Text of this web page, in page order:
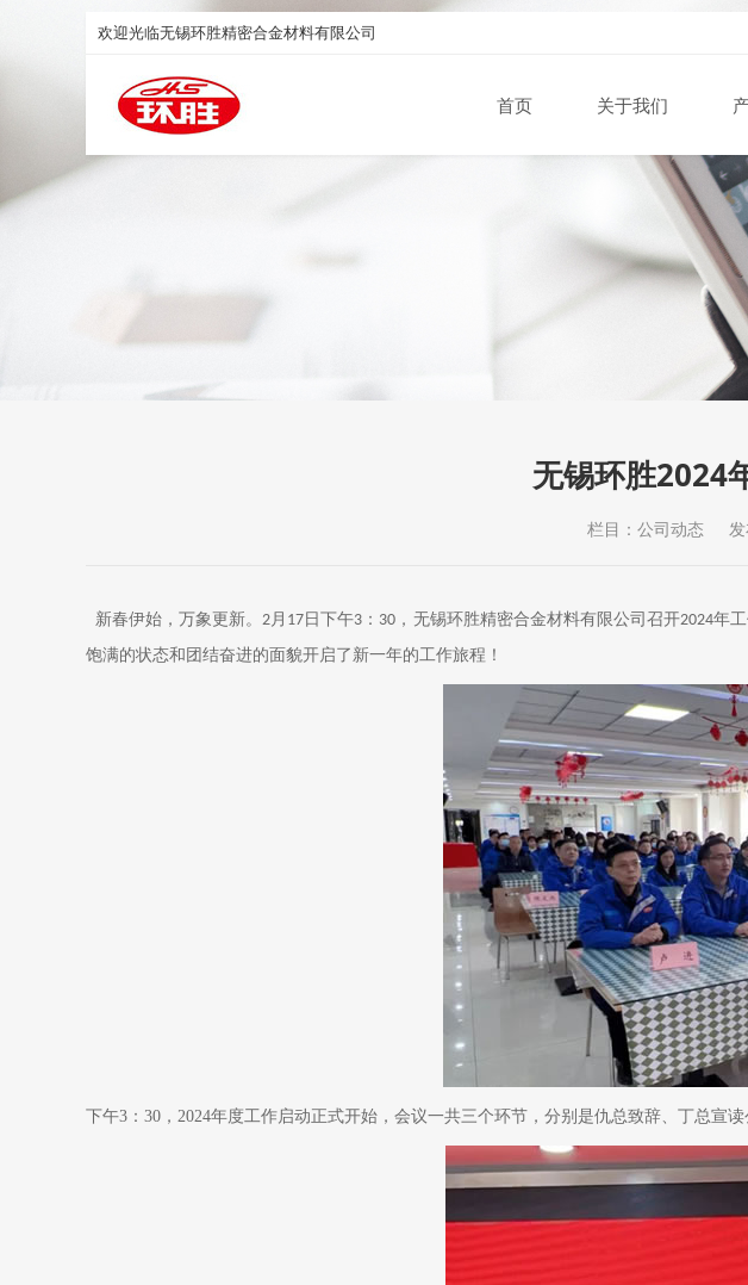
欢迎光临无锡环胜精密合金材料有限公司
首页 关于我们
无锡环胜2024
栏目：公司动态
新春伊始，万象更新。2月 17 日下午3 ： 30 ，无锡环胜精密合金材料有限公司召开2024年
饱满的状态和团结奋进的面貌开启了新一年的工作旅程！
下午3：30，2024年度工作启动正式开始，会议一共三个环节，分别是仇总致辞、丁总宣